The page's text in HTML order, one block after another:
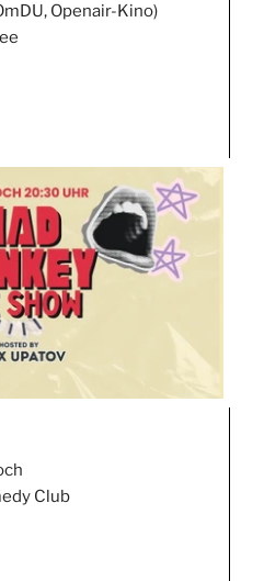
Openair-Kino)
Club